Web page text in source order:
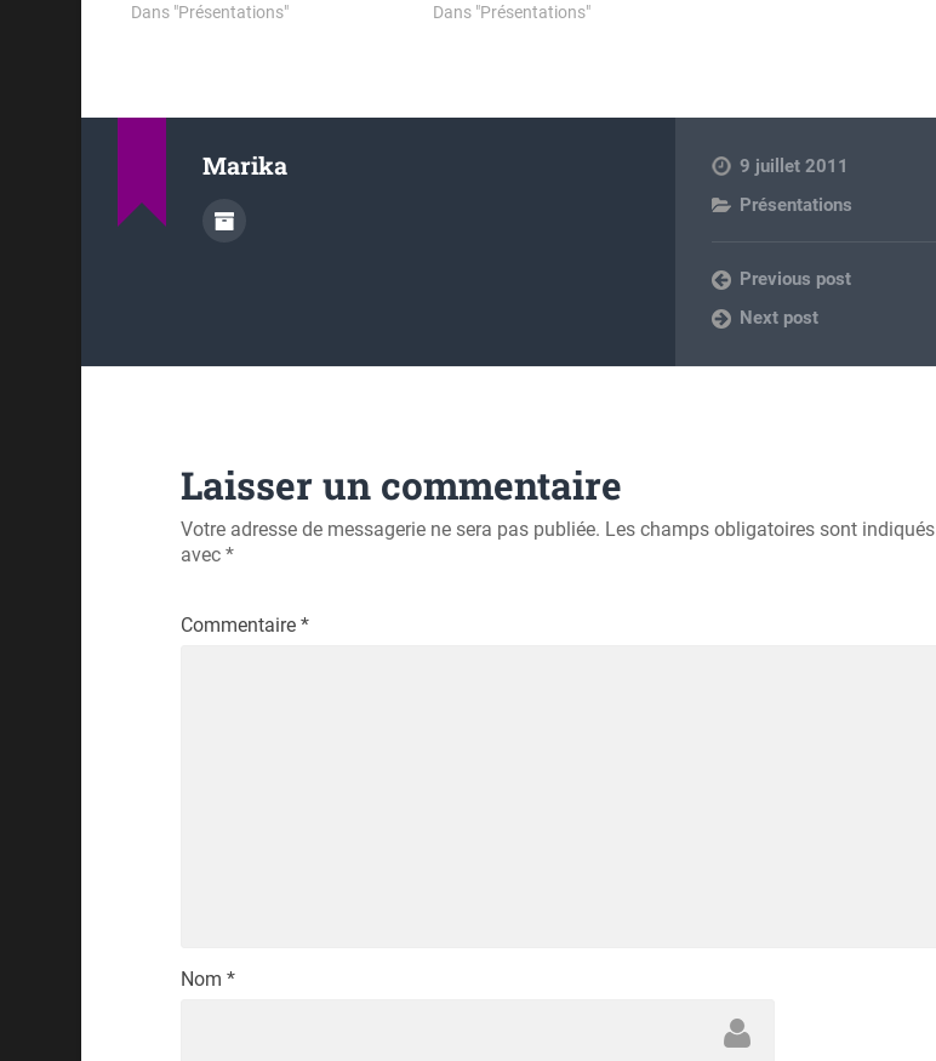
Dans "Présentations"
Dans "Présentations"
Marika
9 juillet 2011
Présentations
Previous post
Next post
Laisser un commentaire
Votre adresse de messagerie ne sera pas publiée. Les champs obligatoires sont indiqués
avec *
Commentaire *
Nom *